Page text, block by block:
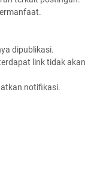
dipublikasi.
link tidak akan
notifikasi.